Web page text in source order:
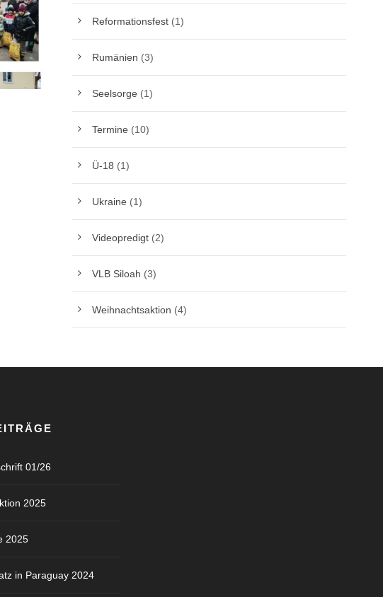
Reformationsfest (1)
Rumänien (3)
Seelsorge (1)
Termine (10)
Ü-18 (1)
Ukraine (1)
Videopredigt (2)
VLB Siloah (3)
Weihnachtsaktion (4)
01/26
2025
2025
in Paraguay 2024